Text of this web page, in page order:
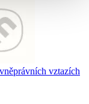
vztazích